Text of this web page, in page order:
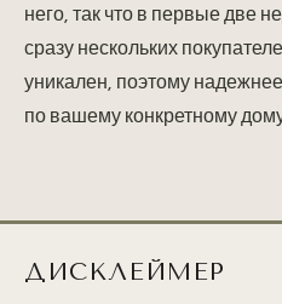
него, так что в первые две
сразу нескольких
уникален, поэтому
по вашему конкретному
ДИСКЛЕЙМЕР